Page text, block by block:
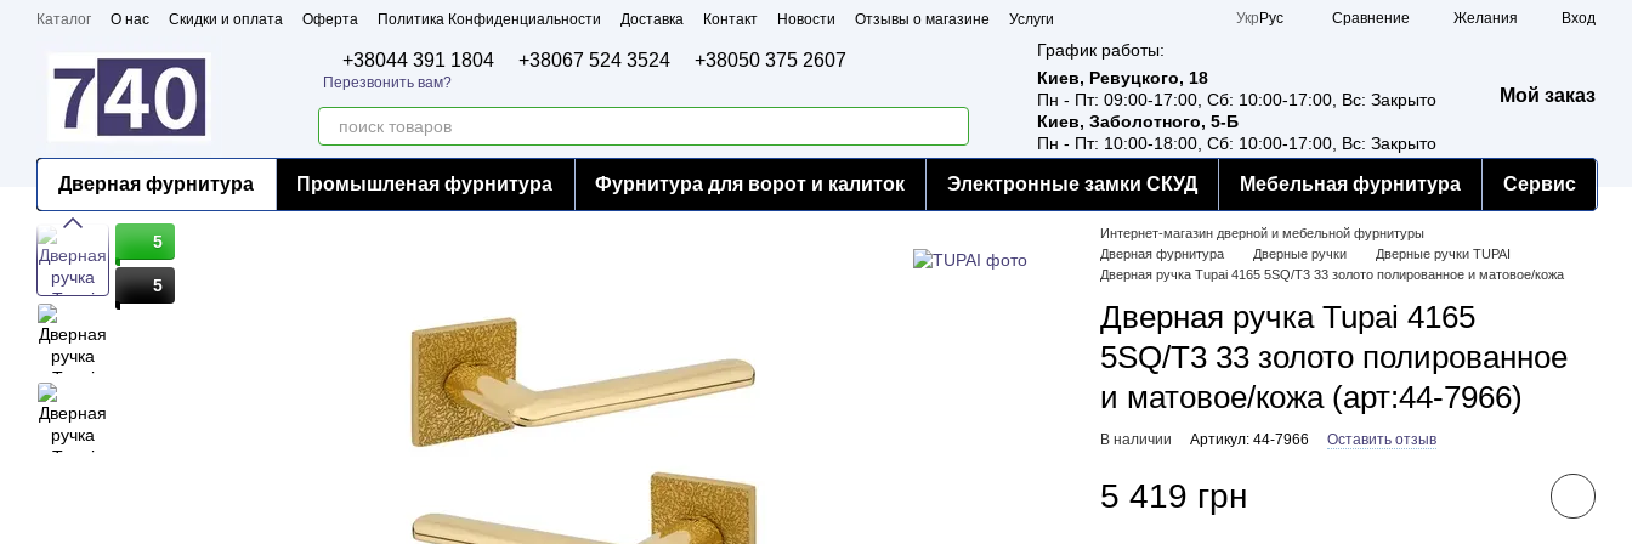
Перейти к основному контенту
Каталог О нас Скидки и оплата Оферта Политика Конфиденциальности Доставка Контакт Новости Отзывы о магазине
Услуги
Укр Рус Сравнение Желания Вход
+38044 391 1804 +38067 524 3524 +38050 375 2607
Перезвонить вам?
График работы:
Киев, Ревуцкого, 18
Пн - Пт: 09:00-17:00, Сб: 10:00-17:00, Вс: Закрыто
Киев, Заболотного, 5-Б
Пн - Пт: 10:00-18:00, Сб: 10:00-17:00, Вс: Закрыто
Мой заказ
Дверная фурнитура Промышленая фурнитура Фурнитура для ворот и калиток Электронные замки СКУД Мебельная фурнитура Сервис
5
5
Интернет-магазин дверной и мебельной фурнитуры
Дверная фурнитура
Дверные ручки
Дверные ручки TUPAI
Дверная ручка Tupai 4165 5SQ/T3 33 золото полированное и матовое/кожа
Дверная ручка Tupai 4165
5SQ/T3 33 золото полированное
и матовое/кожа (арт:44-7966)
В наличии Артикул: 44-7966 Оставить отзыв
5 419 грн